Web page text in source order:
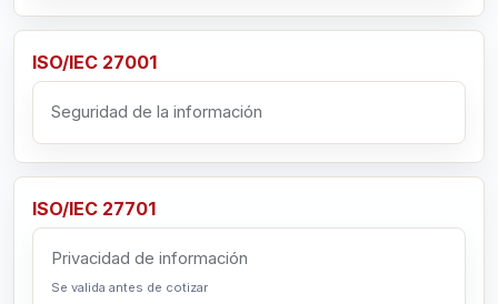
ISO/IEC 27001
Seguridad de la información
ISO/IEC 27701
Privacidad de información
Se valida antes de cotizar